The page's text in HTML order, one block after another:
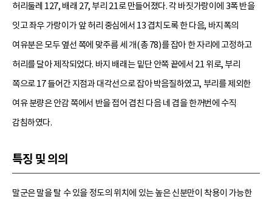
허리둘레 127, 배래 27, 부리 21로 만들어졌다. 각 바짓가랑이에 3폭 반을
잇고 좌우 가랑이가 앞 허리 중심에서 13 겹치도록 한 다음, 바지폭의
여유분은 모두 옆선 쪽에 맞주름 세 개(총 78)를 잡아 한 자리에 고정하고
허리를 달아 제작되었다. 바지 배래는 밑단 안쪽 끝에서 21 위로, 부리
쪽으로 17 들어간 지점과 대각선으로 잡아 박음질하였고, 부리를 제외한
여유 분량은 안감 쪽에서 반을 접어 겹친 다음 네 겹을 한꺼번에 수직
감침하였다.
특징 및 의의
말군은 말을 탈 수 있을 정도의 위치에 있는 높은 신분만이 착용이 가능한